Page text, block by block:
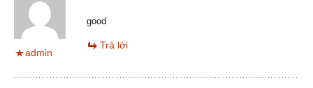
admin
good
Trả lời